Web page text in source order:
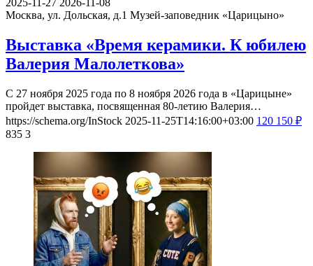
2025-11-27 2026-11-08
Москва, ул. Дольская, д.1 Музей-заповедник «Царицыно»
Выставка «Время керамики. К юбилею
Валерия Малолеткова»
С 27 ноября 2025 года по 8 ноября 2026 года в «Царицыне»
пройдет выставка, посвященная 80-летию Валерия…
https://schema.org/InStock 2025-11-25T14:16:00+03:00 120 150 ₽
835 3